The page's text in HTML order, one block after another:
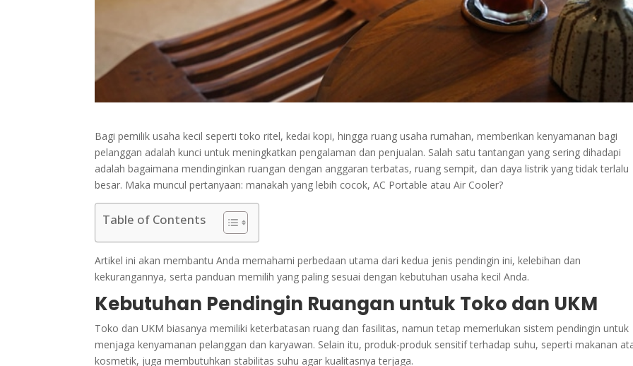
Bagi pemilik usaha kecil seperti toko ritel, kedai kopi, hingga ruang usaha rumahan, memberikan kenyamanan bagi
pelanggan adalah kunci untuk meningkatkan pengalaman dan penjualan. Salah satu tantangan yang sering dihadapi
adalah bagaimana mendinginkan ruangan dengan anggaran terbatas, ruang sempit, dan daya listrik yang tidak terlalu
besar. Maka muncul pertanyaan: manakah yang lebih cocok, AC Portable atau Air Cooler?
Table of Contents
Artikel ini akan membantu Anda memahami perbedaan utama dari kedua jenis pendingin ini, kelebihan dan
kekurangannya, serta panduan memilih yang paling sesuai dengan kebutuhan usaha kecil Anda.
Kebutuhan Pendingin Ruangan untuk Toko dan UKM
Toko dan UKM biasanya memiliki keterbatasan ruang dan fasilitas, namun tetap memerlukan sistem pendingin untuk
menjaga kenyamanan pelanggan dan karyawan. Selain itu, produk-produk sensitif terhadap suhu, seperti makanan
kosmetik, juga membutuhkan stabilitas suhu agar kualitasnya terjaga.